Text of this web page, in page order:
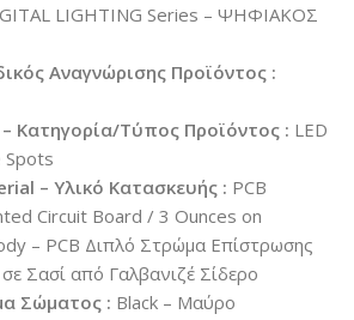
LIGHTING Series – ΨΗΦΙΑΚΟΣ
Αναγνώρισης Προϊόντος :
Κατηγορία/Τύπος Προϊόντος : LED
Spots
– Υλικό Κατασκευής : PCB
Circuit Board / 3 Ounces on
– PCB Διπλό Στρώμα Επίστρωσης
Σασί από Γαλβανιζέ Σίδερο
Σώματος : Black – Μαύρο